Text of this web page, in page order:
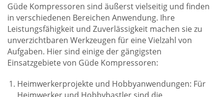
Güde Kompressoren sind äußerst vielseitig und finden
in verschiedenen Bereichen Anwendung. Ihre
Leistungsfähigkeit und Zuverlässigkeit machen sie zu
unverzichtbaren Werkzeugen für eine Vielzahl von
Aufgaben. Hier sind einige der gängigsten
Einsatzgebiete von Güde Kompressoren:
Heimwerkerprojekte und Hobbyanwendungen: Für